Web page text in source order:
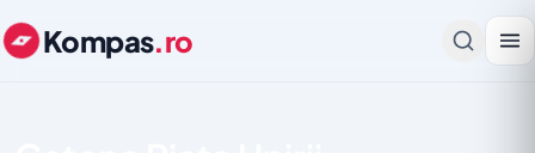
Kompas.ro